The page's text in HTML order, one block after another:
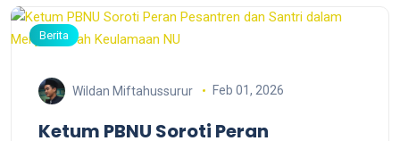
di Auditorium KH Yazid Karimullah, P
Berita
Wildan Miftahussurur Feb 01, 2026
Ketum PBNU Soroti Peran